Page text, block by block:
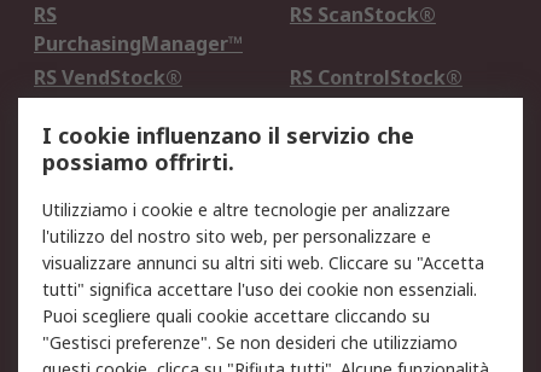
RS
PurchasingManager™
RS ScanStock®
RS VendStock®
RS ControlStock®
Legale
Informativa Cookie
Informativa Privacy -
Aggiornata
Email Security
Termini d'uso
Condizioni di vendita
Condizioni generali di
servizio
I cookie influenzano il servizio che
possiamo offrirti.
Utilizziamo i cookie e altre tecnologie per analizzare
l'utilizzo del nostro sito web, per personalizzare e
visualizzare annunci su altri siti web. Cliccare su "Accetta
tutti" significa accettare l'uso dei cookie non essenziali.
Puoi scegliere quali cookie accettare cliccando su
"Gestisci preferenze". Se non desideri che utilizziamo